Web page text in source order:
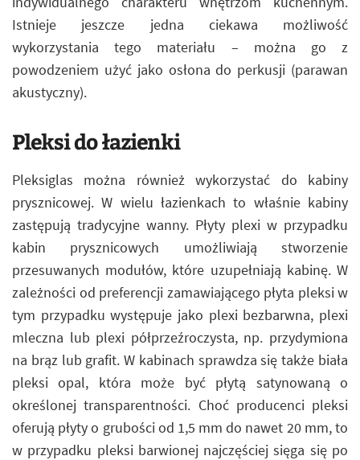
Istnieje jeszcze jedna ciekawa możliwość
wykorzystania tego materiału – można go z
powodzeniem użyć jako osłona do perkusji (parawan
akustyczny).
Pleksi do łazienki
Pleksiglas można również wykorzystać do kabiny
prysznicowej. W wielu łazienkach to właśnie kabiny
zastępują tradycyjne wanny. Płyty plexi w przypadku
kabin prysznicowych umożliwiają stworzenie
przesuwanych modułów, które uzupełniają kabinę. W
zależności od preferencji zamawiającego płyta pleksi w
tym przypadku występuje jako plexi bezbarwna, plexi
mleczna lub plexi półprzeźroczysta, np. przydymiona
na brąz lub grafit. W kabinach sprawdza się także biała
pleksi opal, która może być płytą satynowaną o
określonej transparentności. Choć producenci pleksi
oferują płyty o grubości od 1,5 mm do nawet 20 mm, to
w przypadku pleksi barwionej najczęściej sięga się po